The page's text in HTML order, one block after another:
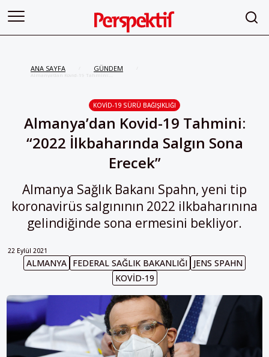
ANA SAYFA GÜNDEM
Almanya’dan Kovid-19 Tahmini:
KOVID-19 SÜRÜ BAĞIŞIKLIĞI
Almanya’dan Kovid-19 Tahmini:
“2022 İlkbaharında Salgın Sona
Erecek”
Almanya Sağlık Bakanı Spahn, yeni tip
koronavirüs salgınının 2022 ilkbaharınına
gelindiğinde sona ermesini bekliyor.
22 Eylül 2021
ALMANYA FEDERAL SAĞLIK BAKANLIĞI JENS SPAHN
KOVID-19